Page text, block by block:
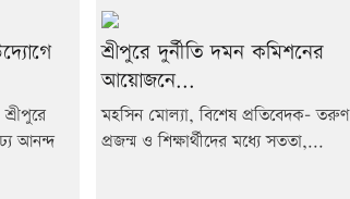
আনন্দ
শ্রীপুরে দুর্নীতি দমন কমিশনের
আয়োজনে...
মহসিন মোল্যা, বিশেষ প্রতিবেদক- তরুণ
প্রজন্ম ও শিক্ষার্থীদের মধ্যে সততা,...